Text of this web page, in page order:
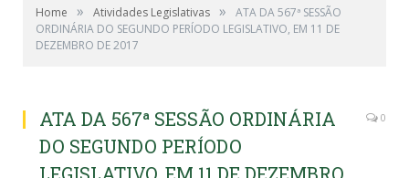
Home » Atividades Legislativas »
ATA DA 567ª SESSÃO
ORDINÁRIA DO SEGUNDO PERÍODO LEGISLATIVO, EM 11 DE
DEZEMBRO DE 2017
ATA DA 567ª SESSÃO ORDINÁRIA
DO SEGUNDO PERÍODO
0